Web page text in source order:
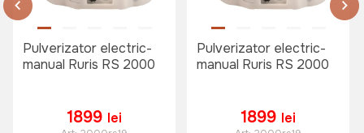
Pulverizator electric-
manual Ruris RS 2000
1899 lei
Pulverizator electric-
manual Ruris RS 2000
1899 lei